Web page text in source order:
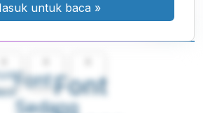
Font
Sedang
Font
untuk baca »